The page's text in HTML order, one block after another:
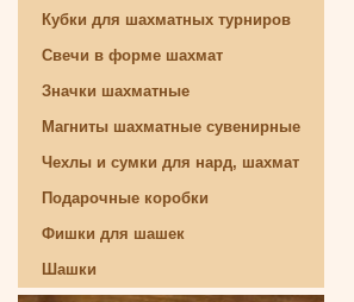
Кубки для шахматных турниров
Свечи в форме шахмат
Значки шахматные
Магниты шахматные сувенирные
Чехлы и сумки для нард, шахмат
Подарочные коробки
Фишки для шашек
Шашки